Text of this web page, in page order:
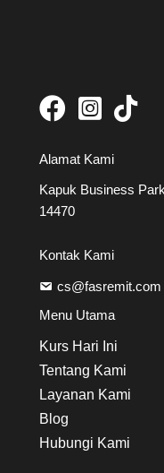
Alamat Kami
Kapuk Business
14470
Kontak Kami
cs@fasremit.com
Menu Utama
Kurs Hari Ini
Tentang Kami
Layanan Kami
Blog
Hubungi Kami